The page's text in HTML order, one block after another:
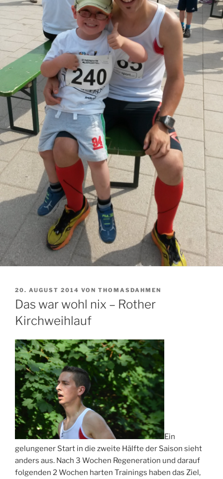
VERÖFFENTLICHT
AM
20. AUGUST 2014 VON THOMASDAHMEN
Das war wohl nix – Rother
Kirchweihlauf
Ein
gelungener Start in die zweite Hälfte der Saison sieht
anders aus. Nach 3 Wochen Regeneration und darauf
folgenden 2 Wochen harten Trainings haben das Ziel,